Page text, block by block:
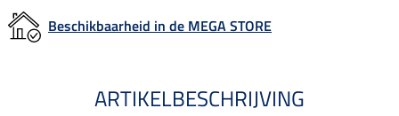
Beschikbaarheid in de MEGA STORE
ARTIKELBESCHRIJVING